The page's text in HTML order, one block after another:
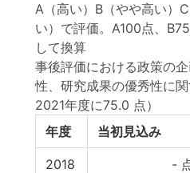
A（高い）B（やや高い）
い）で評価。A100点、
して換算
事後評価における政策の
性、研究成果の優秀性に
2021年度に75.0 点）
年度
当初見込み
2018 -